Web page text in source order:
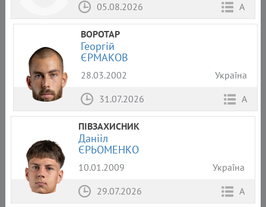
05.08.2026 А
ВОРОТАР
Георгій
ЄРМАКОВ
28.03.2002
Україна
31.07.2026
А
ПІВЗАХИСНИК
Данііл
ЄРЬОМЕНКО
10.01.2009
Україна
29.07.2026
А